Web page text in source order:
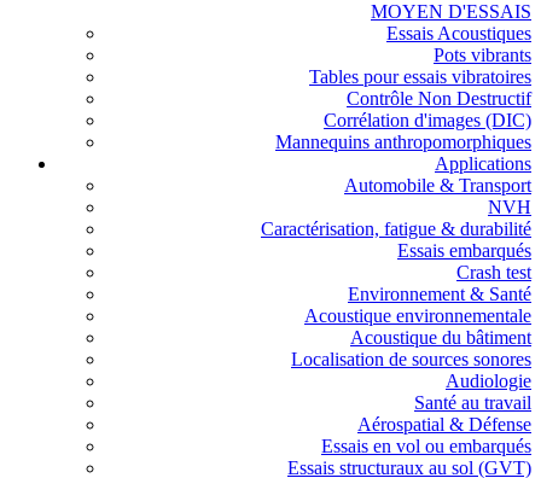
MOYEN D'ESSAIS
Essais Acoustiques
Pots vibrants
Tables pour essais vibratoires
Contrôle Non Destructif
Corrélation d'images (DIC)
Mannequins anthropomorphiques
Applications
Automobile & Transport
NVH
Caractérisation, fatigue & durabilité
Essais embarqués
Crash test
Environnement & Santé
Acoustique environnementale
Acoustique du bâtiment
Localisation de sources sonores
Audiologie
Santé au travail
Aérospatial & Défense
Essais en vol ou embarqués
Essais structuraux au sol (GVT)